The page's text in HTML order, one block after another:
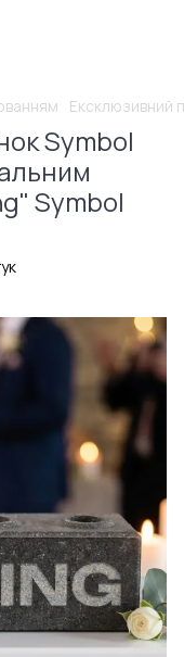
Ексклюзивний
Symbol
Symbol